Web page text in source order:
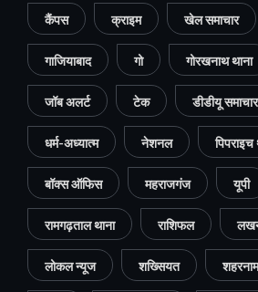
कैंपस क्राइम खेल समाचार
गाजियाबाद गो गोरखनाथ थाना
जॉब अलर्ट टेक डीडीयू समाचार
धर्म-अध्यात्म नेशनल पिपराइच
बॉक्स ऑफिस महराजगंज यूपी
रामगढ़ताल थाना राशिफल
लोकल न्यूज शख्सियत